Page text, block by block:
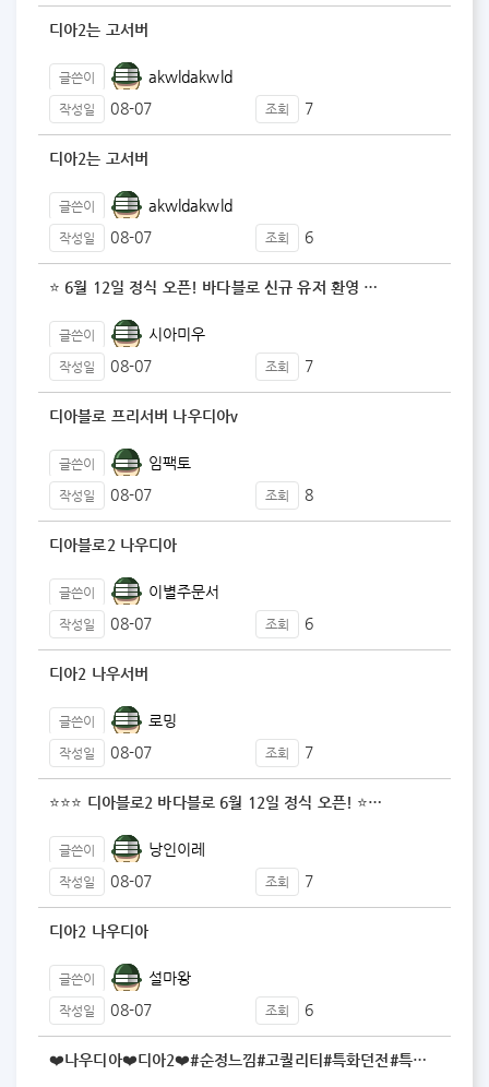
디아2는 고서버
글쓴이 akwldakwld
작성일 08-07 조회 7
디아2는 고서버
글쓴이 akwldakwld
작성일 08-07 조회 6
⭐ 6월 12일 정식 오픈! 바다블로 신규 유저 환영 …
글쓴이 시아미우
작성일 08-07 조회 7
디아블로 프리서버 나우디아v
글쓴이 임팩토
작성일 08-07 조회 8
디아블로2 나우디아
글쓴이 이별주문서
작성일 08-07 조회 6
디아2 나우서버
글쓴이 로밍
작성일 08-07 조회 7
⭐⭐⭐ 디아블로2 바다블로 6월 12일 정식 오픈! ⭐…
글쓴이 낭인이레
작성일 08-07 조회 7
디아2 나우디아
글쓴이 설마왕
작성일 08-07 조회 6
❤️나우디아❤️디아2❤️#순정느낌#고퀄리티#특화던전#특…